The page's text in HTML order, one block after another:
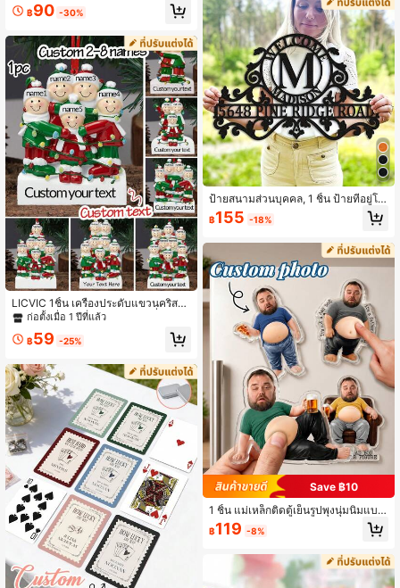
นแม่, วันวาเลนไทน์, ตกแต่งบ้าน - ยังใ
วน, ธงอเมริกันที่กำหนดเอง
฿90 -30%
LICVIC 1ชิ้น เครื่องประดับแขวนคริสต์
มาส 2025 ส่วนบุคคล ปรับแต่งชื่อ 2-8
รัว เครื่องประดับสำหรับครอบครัวส่วนบุ
อบครัวส่วนบุคคล 2025, เครื่องประดับ
คริสต์มาสชื่อ, เครื่องประดับคริสต์มาส
สำหรับครอบครัว DIY, เครื่องประดับคริ
สต์มาสสำหรับครอบครัว ครอบครัว 2,3,
4,5,6 เครื่องประดับคริสต์มาสสำหรับคร
อบครัวส่วนบุคคล, Autumn Home Refr
esh, ของตกแต่งคริสต์มาส, Home Har
mony
ก่อตั้งเมื่อ 1 ปีที่แล้ว
฿59 -25%
ายประตูที่หรูหรา | การออกแบบที่ประณี
ต
ป้ายสนามส่วนบุคคล, 1 ชิ้น ป้ายที่อยู่โล
หะกลางแจ้งแบบกำหนดเอง - ประติมา
กรรมผนังที่เป็นเอกลักษณ์สำหรับหมายเ
หมาะสำหรับสวนหรือบ้าน, ของขวัญขึ้น
บ้านใหม่ที่สมบูรณ์แบบ, มีการออกแบบ
ที่ทนทานและป้องกันสนิม
฿155 -18%
Save ฿10
1 ชิ้น แม่เหล็กติดตู้เย็นรูปพุงนุ่มนิ่มแบบ
กำหนดเอง, ของขวัญวันพ่อแบบส่วนตั
ว, แม่เหล็กตู้เย็นตลก, ตกแต่งห้องครัว,
แม่เหล็กตู้เย็นกันกระแทก, ไม่ใช่หุ่นพ่อ,
แต่เป็นหุ่นพ่อ
฿119 -8%